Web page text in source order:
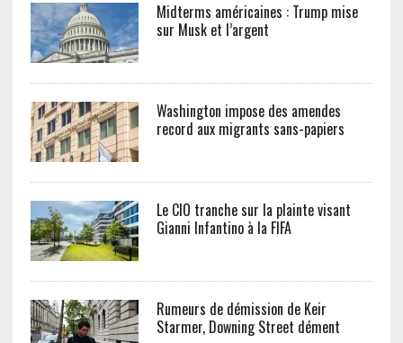
Midterms américaines : Trump mise
sur Musk et l’argent
Washington impose des amendes
record aux migrants sans-papiers
Le CIO tranche sur la plainte visant
Gianni Infantino à la FIFA
Rumeurs de démission de Keir
Starmer, Downing Street dément